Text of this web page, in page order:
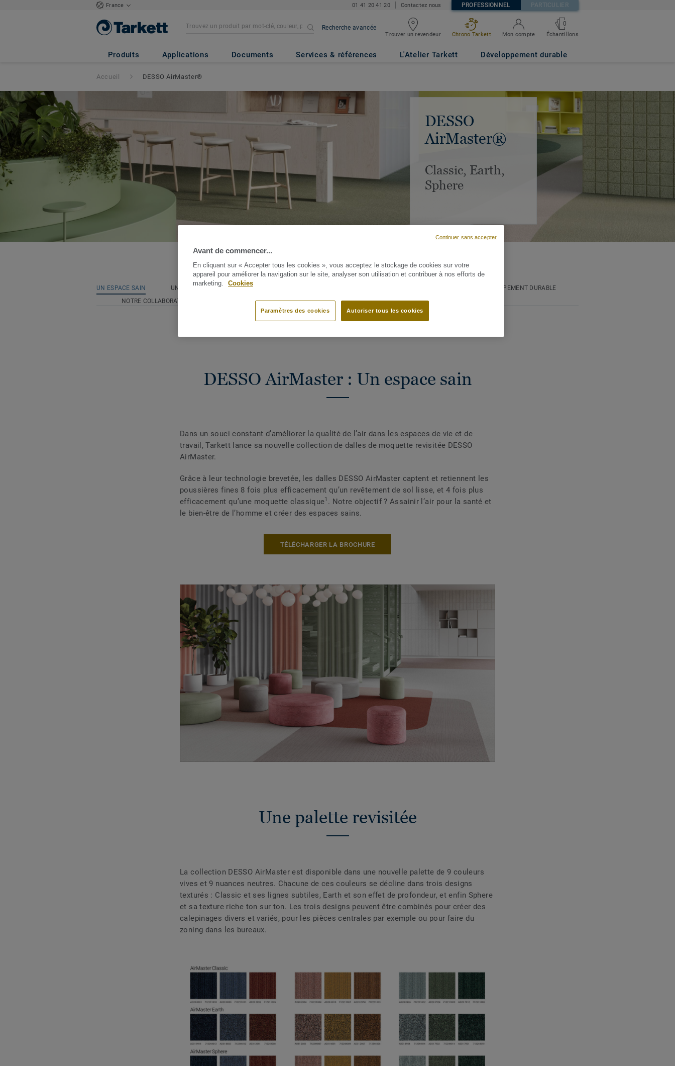
France 01 41 20 41 20 Contactez nous PROFESSIONNEL PARTICULIER
Recherche avancée
Trouver un revendeur Chrono Tarkett Mon compte
0
Échantillons
Produits Applications Documents Services & références L'Atelier Tarkett Développement durable
Accueil DESSO AirMaster®
DESSO
AirMaster®
Classic, Earth,
Sphere
UN ESPACE SAIN UNE PALETTE REVISITÉE
TARKETT S’ENGAGE EN FAVEUR DU DÉVELOPPEMENT DURABLE
NOTRE COLLABORATION AVEC BAUX
DESSO AirMaster : Un espace sain
Dans un souci constant d’améliorer la qualité de l’air dans les espaces de vie et de
travail, Tarkett lance sa nouvelle collection de dalles de moquette revisitée DESSO
AirMaster.
Grâce à leur technologie brevetée, les dalles DESSO AirMaster captent et retiennent les
poussières fines 8 fois plus efficacement qu’un revêtement de sol lisse, et 4 fois plus
efficacement qu’une moquette classique1 . Notre objectif ? Assainir l’air pour la santé et
le bien-être de l’homme et créer des espaces sains.
TÉLÉCHARGER LA BROCHURE
Une palette revisitée
La collection DESSO AirMaster est disponible dans une nouvelle palette de 9 couleurs
vives et 9 nuances neutres. Chacune de ces couleurs se décline dans trois designs
texturés : Classic et ses lignes subtiles, Earth et son effet de profondeur, et enfin Sphere
et sa texture riche ton sur ton. Les trois designs peuvent être combinés pour créer des
calepinages divers et variés, pour les pièces centrales par exemple ou pour faire du
zoning dans les bureaux.
Avant de commencer...
En cliquant sur « Accepter tous les cookies », vous acceptez le stockage de cookies sur votre
appareil pour améliorer la navigation sur le site, analyser son utilisation et contribuer à nos efforts de
marketing.
Cookies
Autoriser tous les cookies
Paramètres des cookies
Continuer sans accepter